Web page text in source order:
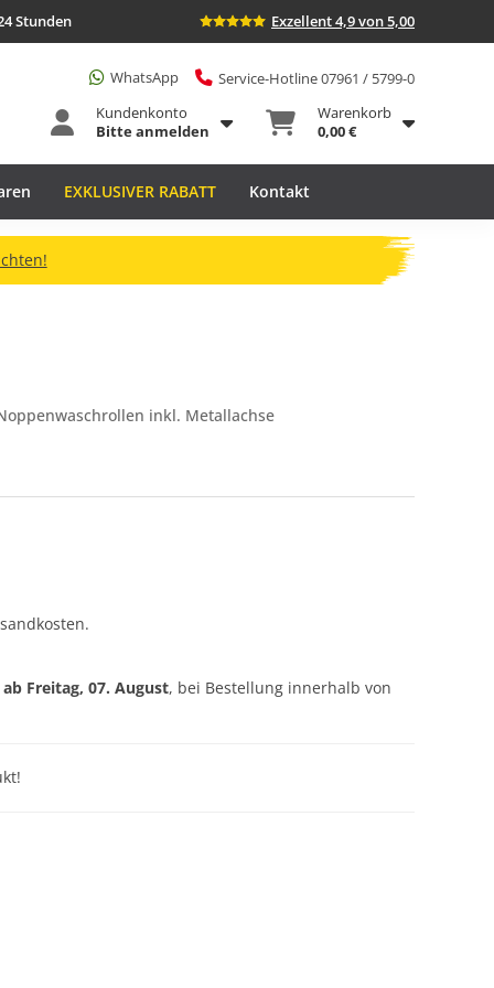
Stunden Exzellent 4,9 von 5,00
WhatsApp
Service-Hotline 07961 / 5799-0
Kundenkonto
Bitte anmelden
Warenkorb
0,00 €
EXKLUSIVER RABATT Kontakt
inkl. Metallachse
Freitag, 07. August, bei Bestellung innerhalb von